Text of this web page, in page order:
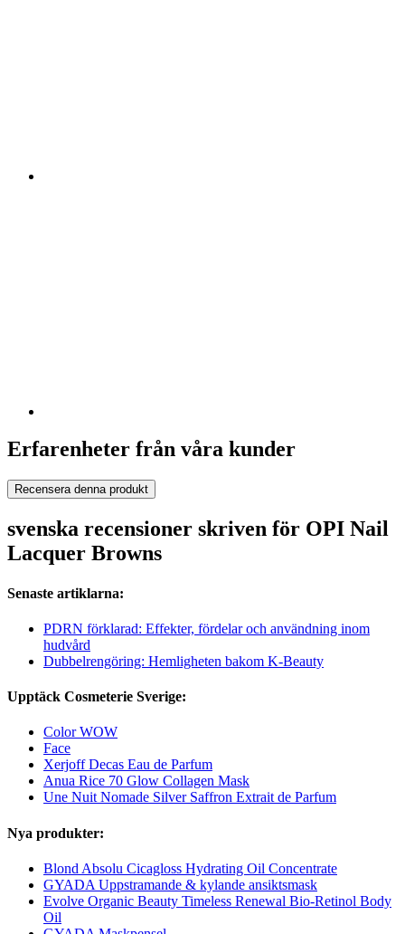
Erfarenheter från våra kunder
Recensera denna produkt
svenska recensioner skriven för OPI Nail
Lacquer Browns
Senaste artiklarna:
PDRN förklarad: Effekter, fördelar och användning inom
hudvård
Dubbelrengöring: Hemligheten bakom K-Beauty
Upptäck Cosmeterie Sverige:
Color WOW
Face
Xerjoff Decas Eau de Parfum
Anua Rice 70 Glow Collagen Mask
Une Nuit Nomade Silver Saffron Extrait de Parfum
Nya produkter:
Blond Absolu Cicagloss Hydrating Oil Concentrate
GYADA Uppstramande & kylande ansiktsmask
Evolve Organic Beauty Timeless Renewal Bio-Retinol Body
Oil